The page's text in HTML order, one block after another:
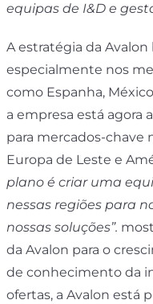
equipas de I&D e
A estratégia da Avalon
especialmente nos
como Espanha,
a empresa está agora
para mercados-chave
Europa de Leste e
plano é criar uma
nessas regiões para
nossas soluções”.
da Avalon para o
de conhecimento da
ofertas, a Avalon está